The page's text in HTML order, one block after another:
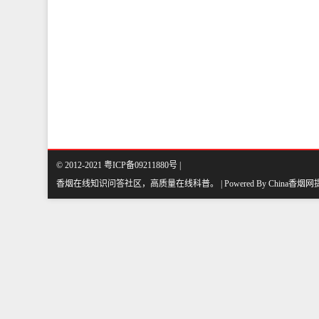
© 2012-2021 粤ICP备09211880号 |
香烟在线知识问答社区，高质量在线科普。 | Powered By China香烟网